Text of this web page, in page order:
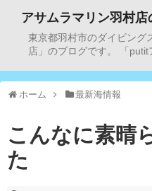
アサムラマリン羽村店
東京都羽村市のダイビング
店」のブログです。 「putit
ホーム 最新海情報
こんなに素晴
た